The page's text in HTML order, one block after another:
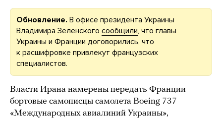
Обновление. В офисе президента Украины
Владимира Зеленского сообщили, что главы
Украины и Франции договорились, что
к расшифровке привлекут французских
специалистов.
Власти Ирана намерены передать Франции
бортовые самописцы самолета Boeing 737
«Международных авиалиний Украины»,